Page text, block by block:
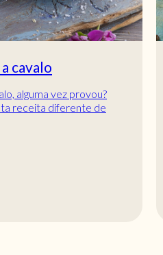
Vamos fazer esta
uma receita diferente